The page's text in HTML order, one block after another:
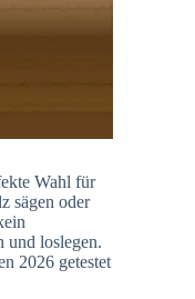
Wahl für
sägen oder
und loslegen.
2026 getestet